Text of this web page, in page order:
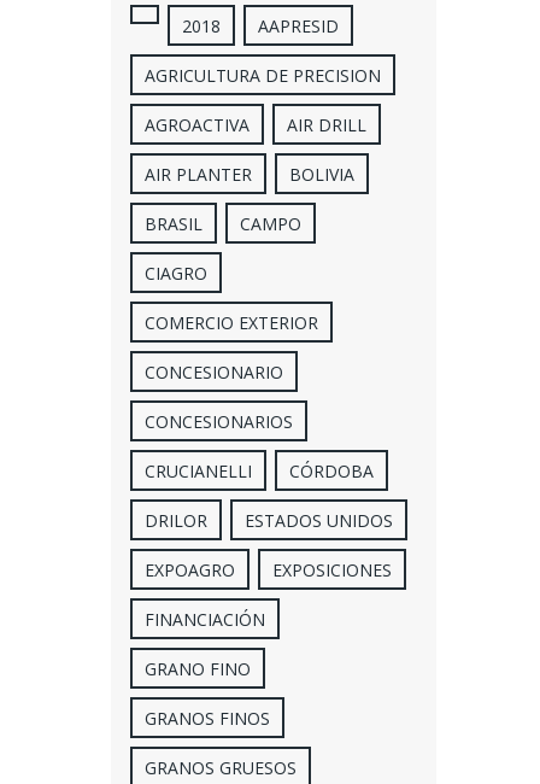
2018 AAPRESID
AGRICULTURA DE PRECISION
AGROACTIVA AIR DRILL
AIR PLANTER BOLIVIA
BRASIL CAMPO
CIAGRO
COMERCIO EXTERIOR
CONCESIONARIO
CONCESIONARIOS
CRUCIANELLI CÓRDOBA
DRILOR ESTADOS UNIDOS
EXPOAGRO EXPOSICIONES
FINANCIACIÓN
GRANO FINO
GRANOS FINOS
GRANOS GRUESOS